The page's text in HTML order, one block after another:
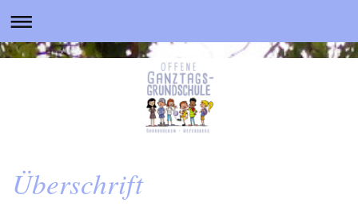
Überschrift